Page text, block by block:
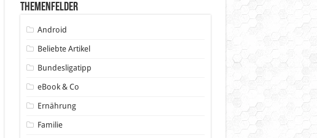
Themenfelder
Android
Beliebte Artikel
Bundesligatipp
eBook & Co
Ernährung
Familie